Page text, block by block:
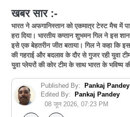
खबर सार :-
भारत ने अफगानिस्तान को एकमात्र टेस्ट मैच में
हरा दिया। भारतीय कप्तान शुभमन गिल ने इस
इसे एक बेहतरीन जीत बताया। गिल ने कहा कि
की गहराई और बदलाव के दौर से गुजर रही युवा
युवा प्लेयरों की कोर टीम के साथ भारत के
Published By:
Pankaj Pandey
Edited By:
Pankaj Pandey
08 जून 2026, 07:23 PM